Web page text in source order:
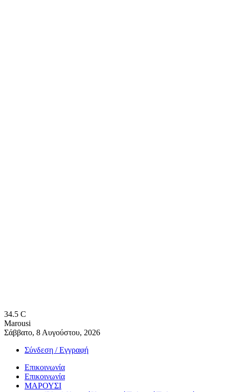
34.5 C
Marousi
Σάββατο, 8 Αυγούστου, 2026
Σύνδεση / Εγγραφή
Επικοινωνία
Επικοινωνία
ΜΑΡΟΥΣΙ